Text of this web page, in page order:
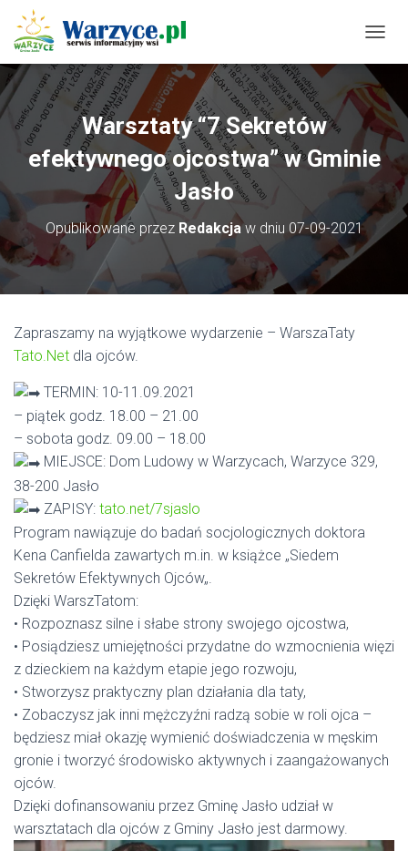
R
Z
E
Ł
Ą
Z
A
W
Warsztaty “7 Sekretów
efektywnego ojcostwa” w Gminie
Jasło
Opublikowane przez Redakcjaw dniu 07-09-2021
Zapraszamy na wyjątkowe wydarzenie – WarszaTaty
Tato.Net dla ojców.
TERMIN: 10-11.09.2021
– piątek godz. 18.00 – 21.00
– sobota godz. 09.00 – 18.00
MIEJSCE: Dom Ludowy w Warzycach, Warzyce 329,
38-200 Jasło
ZAPISY: tato.net/7sjaslo
Program nawiązuje do badań socjologicznych doktora
Kena Canfielda zawartych m.in. w książce „Siedem
Sekretów Efektywnych Ojców„.
Dzięki WarszTatom:
• Rozpoznasz silne i słabe strony swojego ojcostwa,
• Posiądziesz umiejętności przydatne do wzmocnienia więzi
z dzieckiem na każdym etapie jego rozwoju,
• Stworzysz praktyczny plan działania dla taty,
• Zobaczysz jak inni mężczyźni radzą sobie w roli ojca –
będziesz miał okazję wymienić doświadczenia w męskim
gronie i tworzyć środowisko aktywnych i zaangażowanych
ojców.
Dzięki dofinansowaniu przez Gminę Jasło udział w
warsztatach dla ojców z Gminy Jasło jest darmowy.